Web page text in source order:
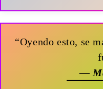
“Oyendo esto, se
—